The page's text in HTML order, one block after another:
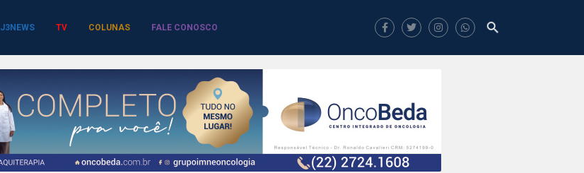
J3NEWS TV COLUNAS FALE CONOSCO